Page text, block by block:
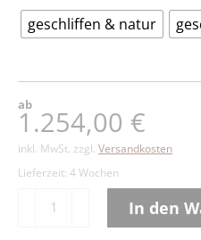
geschliffen & natur
ab
1.254,00 €
inkl. MwSt. zzgl. Versandkosten
Lieferzeit: 4 Wochen
In den